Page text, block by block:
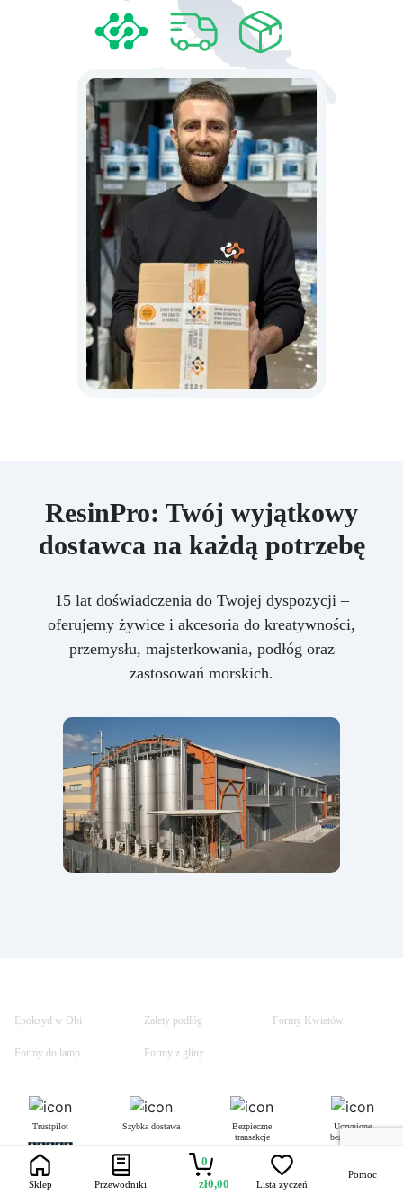
ResinPro: Twój wyjątkowy
dostawca na każdą potrzebę
15 lat doświadczenia do Twojej dyspozycji –
oferujemy żywice i akcesoria do kreatywności,
przemysłu, majsterkowania, podłóg oraz
zastosowań morskich.
Epoksyd w Obi Zalety podłóg Formy Kwiatów
Formy do lamp Formy z gliny
Trustpilot Szybka dostawa
Bezpieczne
transakcje
Uczynione
bezpiecznym
Sklep Przewodniki
0
zł0,00 Lista życzeń
Pomoc